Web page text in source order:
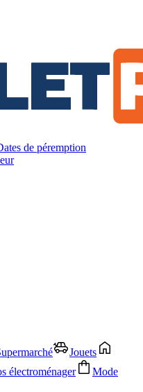
de péremption
Jouets
électroménager Mode